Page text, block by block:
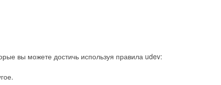
вы можете достичь используя правила udev: